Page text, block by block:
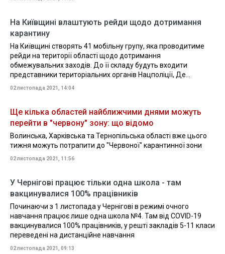
На Київщині влаштують рейди щодо дотримання
карантину
На Київщині створять 41 мобільну групу, яка проводитиме
рейди на території області щодо дотримання
обмежувальних заходів. До її складу будуть входити
представники територіальних органів Нацполіції, Де...
02 листопада 2021, 14:04
Ще кілька областей найближчими днями можуть
перейти в "червону" зону: що відомо
Волинська, Харківська та Тернопільська області вже цього
тижня можуть потрапити до "Червоної" карантинної зони
02 листопада 2021, 11:56
У Чернігові працює тільки одна школа - там
вакцинувалися 100% працівників
Починаючи з 1 листопада у Чернігові в режимі очного
навчання працює лише одна школа №4. Там від COVID-19
вакцинувалися 100% працівників, у решті закладів 5-11 класи
переведені на дистанційне навчання
02 листопада 2021, 09:13